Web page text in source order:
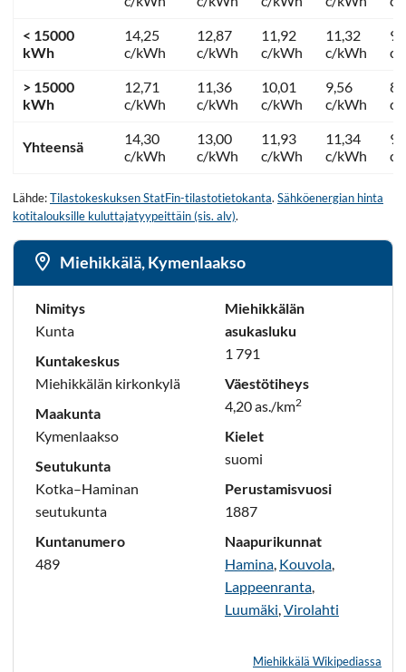
< 15000
kWh
14,25
c/kWh
12,87
c/kWh
11,92
c/kWh
11,32
c/kWh
c/
> 15000
kWh
12,71
c/kWh
11,36
c/kWh
10,01
c/kWh
9,56
c/kWh
c/
Yhteensä
14,30
c/kWh
13,00
c/kWh
11,93
c/kWh
11,34
c/kWh
c/
Lähde:Tilastokeskuksen StatFin-tilastotietokanta. Sähköenergian hinta
kotitalouksille kuluttajatyypeittäin (sis. alv).
Miehikkälä, Kymenlaakso
Nimitys
Kunta
Kuntakeskus
Miehikkälän kirkonkylä
Maakunta
Kymenlaakso
Seutukunta
Kotka–Haminan
seutukunta
Kuntanumero
489
Miehikkälän
asukasluku
1 791
Väestötiheys
4,20 as./km2
Kielet
suomi
Perustamisvuosi
1887
Naapurikunnat
Hamina Kouvola
Lappeenranta
Luumäki Virolahti
Miehikkälä Wikipediassa